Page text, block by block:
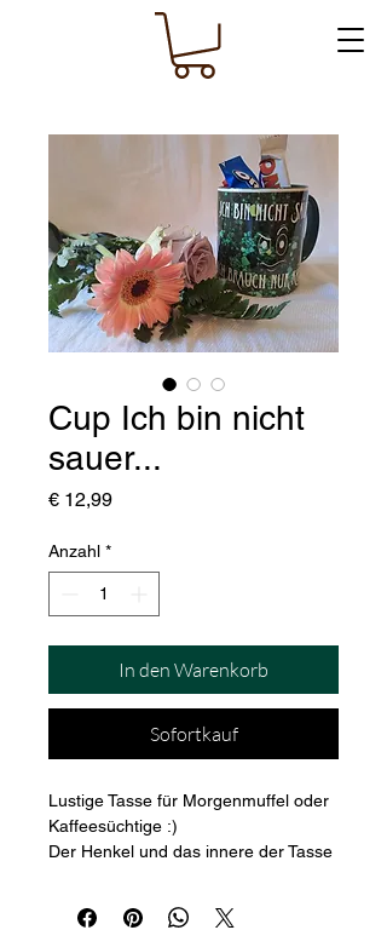
Cup Ich bin nicht
sauer...
€ 12,99Preis
Anzahl *
In den Warenkorb
Sofortkauf
Lustige Tasse für Morgenmuffel oder
Kaffeesüchtige :)
Der Henkel und das innere der Tasse